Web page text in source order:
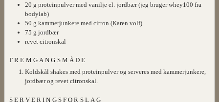
20 g proteinpulver med vanilje el. jordbær (jeg bruger whey100 fra
bodylab)
50 g kammerjunkere med citron (Karen volf)
75 g jordbær
revet citronskal
FREMGANGSMÅDE
Koldskål shakes med proteinpulver og serveres med kammerjunkere,
jordbær og revet citronskal.
SERVERINGSFORSLAG